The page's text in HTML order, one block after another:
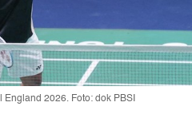
2026. Foto: dok PBSI